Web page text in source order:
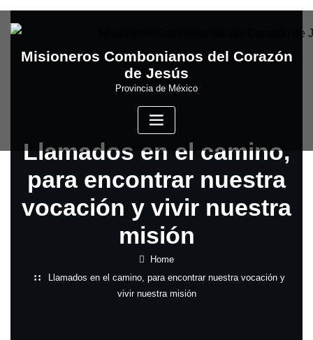
to
Misioneros Combonianos del Corazón
de Jesús
Provincia de México
Llamados en el camino,
para encontrar nuestra
vocación y vivir nuestra
misión
Home
Llamados en el camino, para encontrar nuestra vocación y
vivir nuestra misión